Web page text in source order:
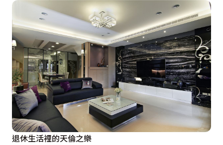
退休生活裡的天倫之樂